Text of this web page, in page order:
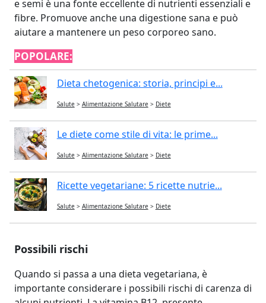
e semi è una fonte eccellente di nutrienti essenziali e
fibre. Promuove anche una digestione sana e può
aiutare a mantenere un peso corporeo sano.
POPOLARE:
Dieta chetogenica: storia, principi e...
Salute > Alimentazione Salutare > Diete
Le diete come stile di vita: le prime...
Salute > Alimentazione Salutare > Diete
Ricette vegetariane: 5 ricette nutrie...
Salute > Alimentazione Salutare > Diete
Possibili rischi
Quando si passa a una dieta vegetariana, è
importante considerare i possibili rischi di carenza di